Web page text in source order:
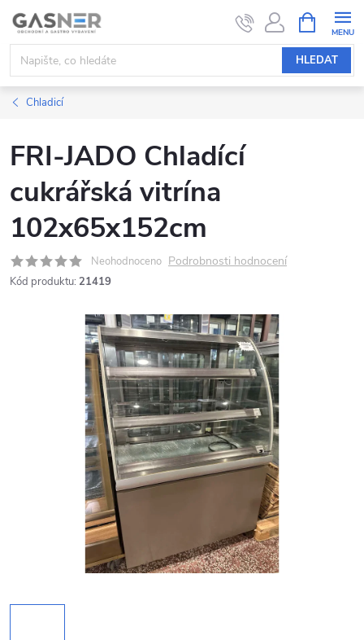
Přejít
obsah
HLEDAT
NÁKUPNÍ
KOŠÍK
Chladicí
FRI-JADO Chladící
cukrářská vitrína
102x65x152cm
Neohodnoceno Podrobnosti hodnocení
Kód produktu: 21419